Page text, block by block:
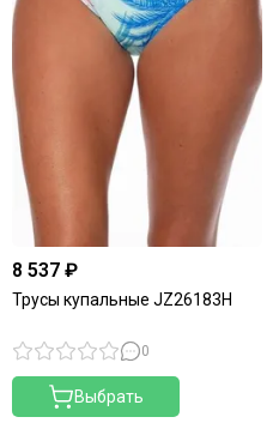
8 537 ₽
Трусы купальные JZ26183H
0
Выбрать